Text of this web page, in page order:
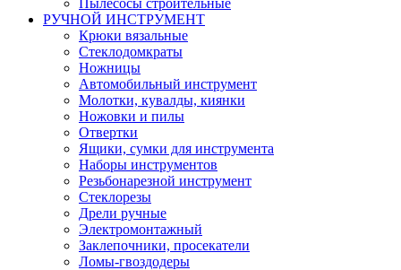
Пылесосы строительные
РУЧНОЙ ИНСТРУМЕНТ
Крюки вязальные
Стеклодомкраты
Ножницы
Автомобильный инструмент
Молотки, кувалды, киянки
Ножовки и пилы
Отвертки
Ящики, сумки для инструмента
Наборы инструментов
Резьбонарезной инструмент
Стеклорезы
Дрели ручные
Электромонтажный
Заклепочники, просекатели
Ломы-гвоздодеры